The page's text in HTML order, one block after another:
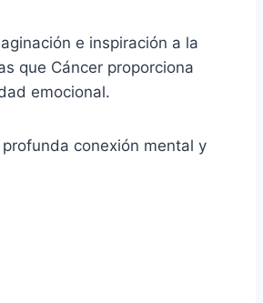
e inspiración a la
que Cáncer proporciona
emocional.
conexión mental y